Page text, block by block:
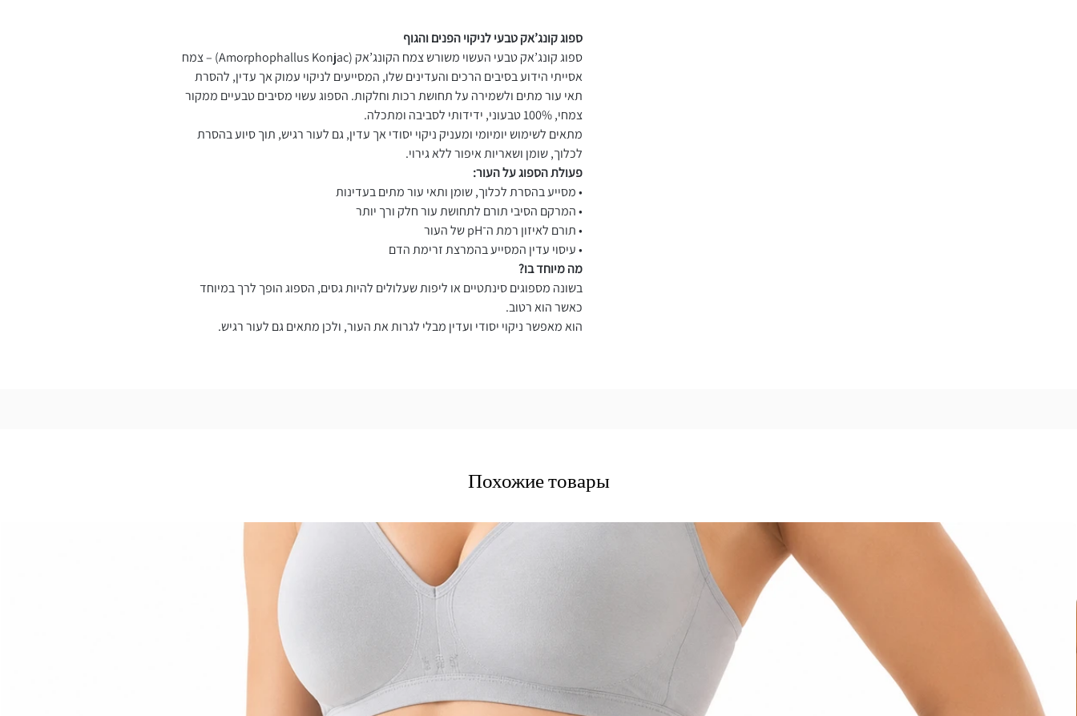
ספוג קונג’אק טבעי לניקוי הפנים והגוף
ספוג קונג’אק טבעי העשוי משורש צמח הקונג’אק (Amorphophallus Konjac) – צמח
אסייתי הידוע בסיבים הרכים והעדינים שלו, המסייעים לניקוי עמוק אך עדין, להסרת
תאי עור מתים ולשמירה על תחושת רכות וחלקות. הספוג עשוי מסיבים טבעיים ממקור
צמחי, 100% טבעוני, ידידותי לסביבה ומתכלה.
מתאים לשימוש יומיומי ומעניק ניקוי יסודי אך עדין, גם לעור רגיש, תוך סיוע בהסרת
לכלוך, שומן ושאריות איפור ללא גירוי.
פעולת הספוג על העור:
• מסייע בהסרת לכלוך, שומן ותאי עור מתים בעדינות
• המרקם הסיבי תורם לתחושת עור חלק ורך יותר
• תורם לאיזון רמת ה־pH של העור
• עיסוי עדין המסייע בהמרצת זרימת הדם
מה מיוחד בו?
בשונה מספוגים סינתטיים או ליפות שעלולים להיות גסים, הספוג הופך לרך במיוחד
כאשר הוא רטוב.
הוא מאפשר ניקוי יסודי ועדין מבלי לגרות את העור, ולכן מתאים גם לעור רגיש.
Похожие товары